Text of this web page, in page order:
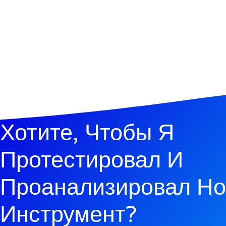
Хотите, Чтобы Я
Протестировал И
Проанализировал
Инструмент?